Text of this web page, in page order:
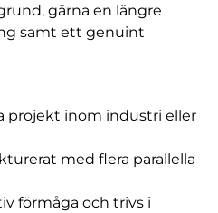
gärna en längre
samt ett genuint
projekt inom industri eller
med flera parallella
förmåga och trivs i